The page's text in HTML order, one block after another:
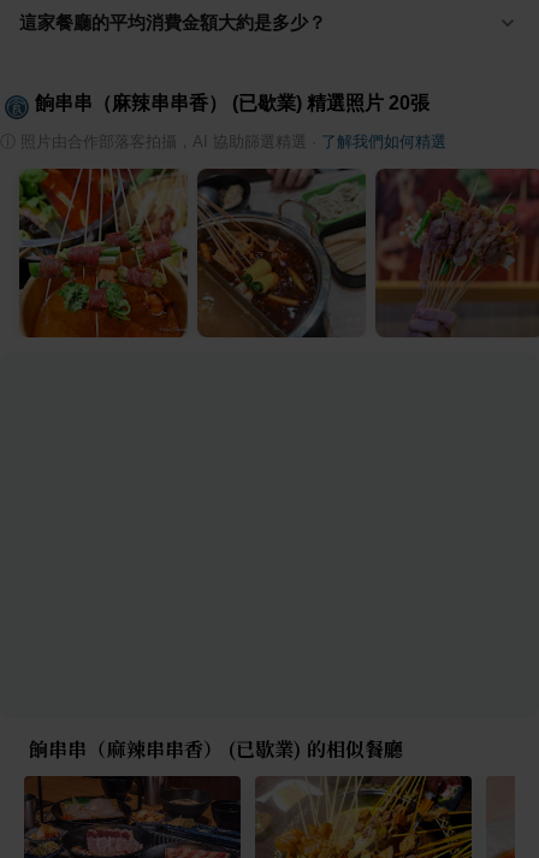
這家餐廳的平均消費金額大約是多少？
餉串串（麻辣串串香） (已歇業) 精選照片 20張
照片由合作部落客拍攝，AI 協助篩選精選 了解我們如何精選
餉串串（麻辣串串香） (已歇業) 的相似餐廳